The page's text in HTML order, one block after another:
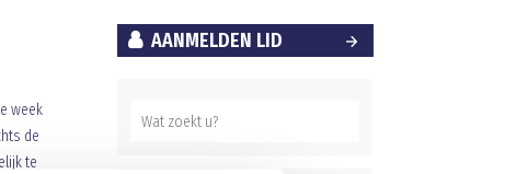
week
de
te
AANMELDEN LID